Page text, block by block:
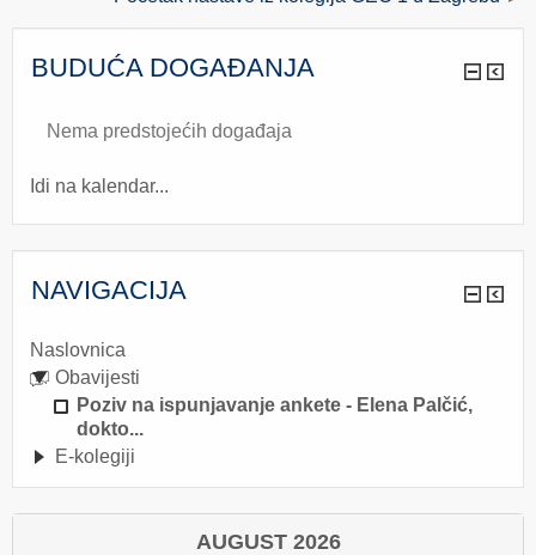
BUDUĆA DOGAĐANJA
Nema predstojećih događaja
Idi na kalendar...
NAVIGACIJA
Naslovnica
Obavijesti
Poziv na ispunjavanje ankete - Elena Palčić,
dokto...
E-kolegiji
AUGUST 2026